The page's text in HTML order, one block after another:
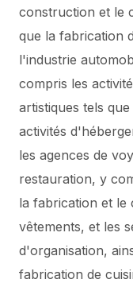
construction et le
que la fabrication
l'industrie
compris les
artistiques tels
activités
les agences de
restauration, y
la fabrication et le
vêtements, et les
d'organisation,
fabrication de